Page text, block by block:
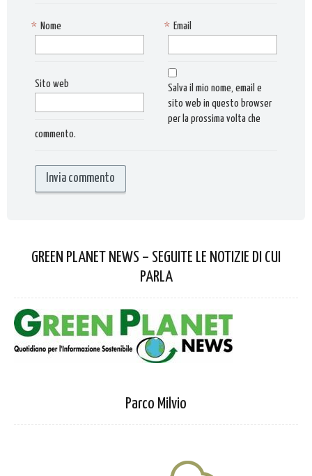
Nome
* Email
*
Sito web
Salva il mio nome, email e
sito web in questo browser
per la prossima volta che
commento.
GREEN PLANET NEWS – SEGUITE LE NOTIZIE DI CUI
PARLA
Parco Milvio